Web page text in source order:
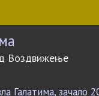
Воздвижење
Галатима, зачало